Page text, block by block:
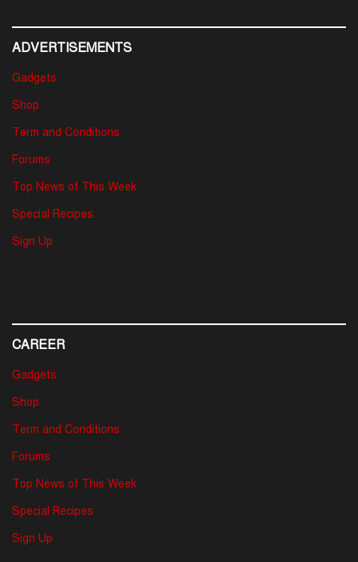
ADVERTISEMENTS
Gadgets
Shop
Term and Conditions
Forums
Top News of This Week
Special Recipes
Sign Up
CAREER
Gadgets
Shop
Term and Conditions
Forums
Top News of This Week
Special Recipes
Sign Up